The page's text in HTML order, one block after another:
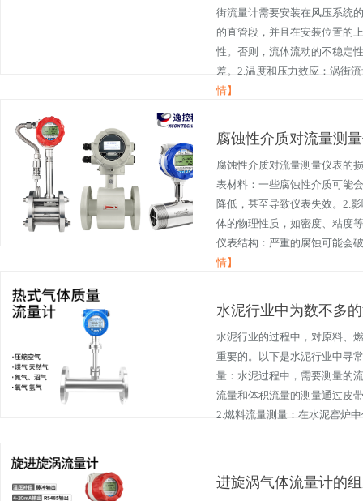
街流量计需要安装在风压系统
的直管段，并且在安装位置的
性。否则，流体流动的不稳定
差。2.温度和压力效应：涡街
情】
腐蚀性介质对流量测
腐蚀性介质对流量测量仪表的
表材料：一些腐蚀性介质可能
降低，甚至导致仪表失效。2.
体的物理性质，如密度、粘度
仪表结构：严重的腐蚀可能会
情】
水泥行业中为数不多
水泥行业的过程中，对原料、
重要的。以下是水泥行业中寻
量：水泥过程中，需要测量的
流量和体积流量的测量通过皮
2.燃料流量测量：在水泥窑炉
进旋涡气体流量计的